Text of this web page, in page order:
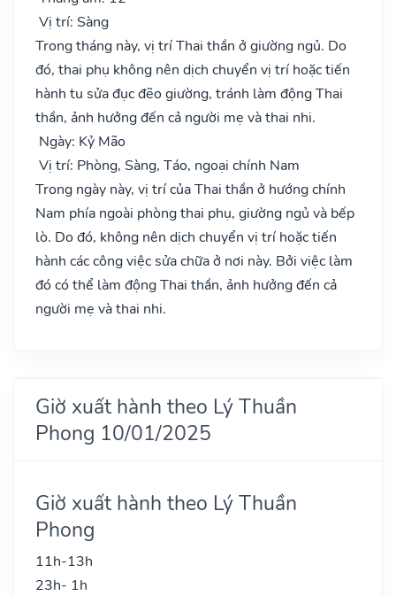
Vị trí: Sàng
Trong tháng này, vị trí Thai thần ở giường ngủ. Do
đó, thai phụ không nên dịch chuyển vị trí hoặc tiến
hành tu sửa đục đẽo giường, tránh làm động Thai
thần, ảnh hưởng đến cả người mẹ và thai nhi.
Ngày: Kỷ Mão
Vị trí: Phòng, Sàng, Táo, ngoại chính Nam
Trong ngày này, vị trí của Thai thần ở hướng chính
Nam phía ngoài phòng thai phụ, giường ngủ và bếp
lò. Do đó, không nên dịch chuyển vị trí hoặc tiến
hành các công việc sửa chữa ở nơi này. Bởi việc làm
đó có thể làm động Thai thần, ảnh hưởng đến cả
người mẹ và thai nhi.
Giờ xuất hành theo Lý Thuần
Phong 10/01/2025
Giờ xuất hành theo Lý Thuần
Phong
11h-13h
23h- 1h